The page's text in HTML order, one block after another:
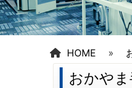
HOME »
おかや